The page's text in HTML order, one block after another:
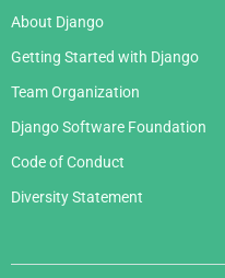
About Django
Getting Started with Django
Team Organization
Django Software Foundation
Code of Conduct
Diversity Statement